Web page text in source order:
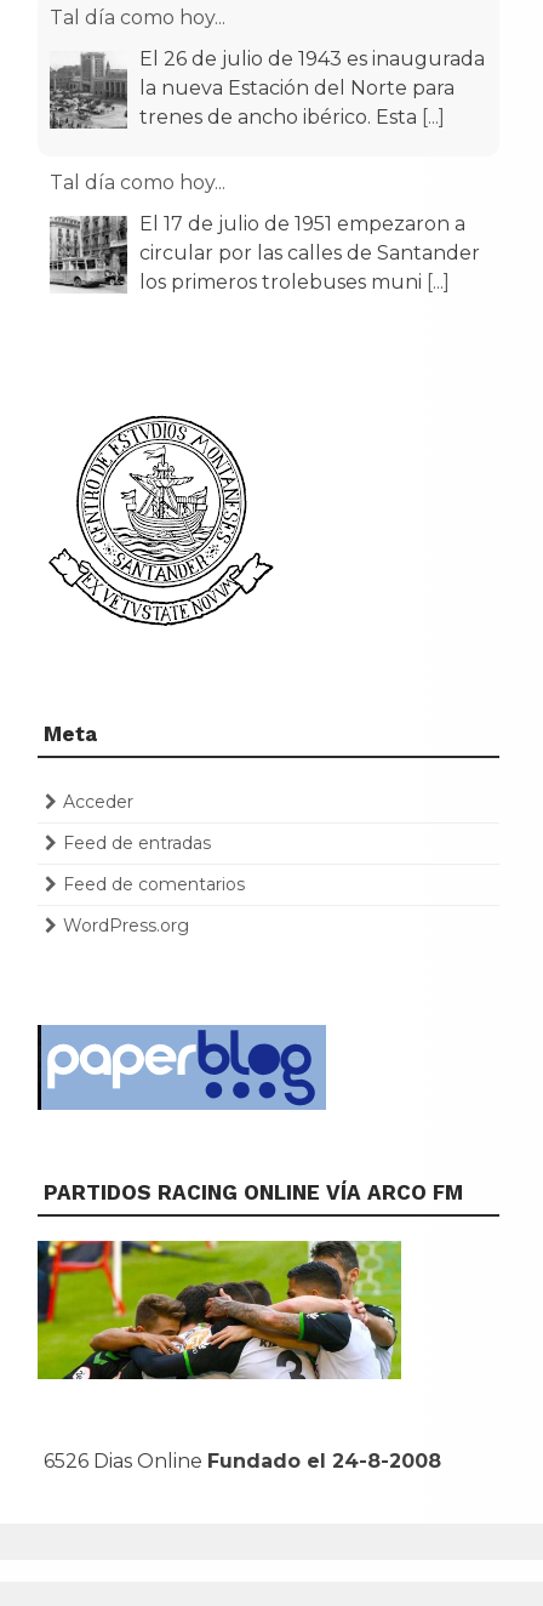
Tal día como hoy...
El 17 de julio de 1951 empezaron a
circular por las calles de Santander
los primeros trolebuses muni[...]
Meta
Acceder
Feed de entradas
Feed de comentarios
WordPress.org
PARTIDOS RACING ONLINE VÍA ARCO FM
6526 Dias Online Fundado el 24-8-2008